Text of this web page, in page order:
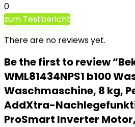
0
zum Testbericht
There are no reviews yet.
Be the first to review
WML81434NPS1 b100
Waschmaschine, 8 kg,
AddXtra-
ProSmart Inverter